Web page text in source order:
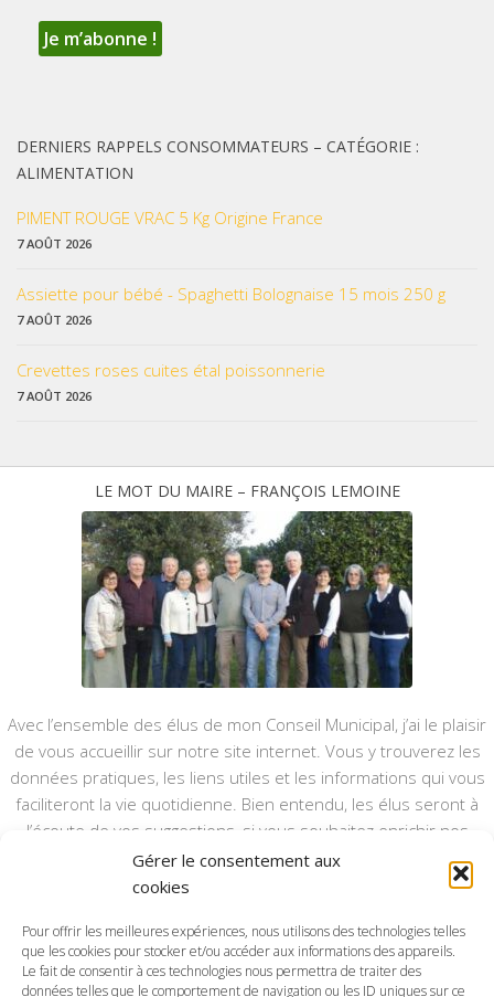
Gérer le consentement aux
cookies
Pour offrir les meilleures expériences, nous utilisons des technologies telles
que les cookies pour stocker et/ou accéder aux informations des appareils.
Le fait de consentir à ces technologies nous permettra de traiter des
données telles que le comportement de navigation ou les ID uniques sur ce
DERNIERS RAPPELS CONSOMMATEURS – CATÉGORIE :
ALIMENTATION
PIMENT ROUGE VRAC 5 Kg Origine France
7 AOÛT 2026
Assiette pour bébé - Spaghetti Bolognaise 15 mois 250 g
7 AOÛT 2026
Crevettes roses cuites étal poissonnerie
7 AOÛT 2026
LE MOT DU MAIRE – FRANÇOIS LEMOINE
Avec l’ensemble des élus de mon Conseil Municipal, j’ai le plaisir
de vous accueillir sur notre site internet. Vous y trouverez les
données pratiques, les liens utiles et les informations qui vous
faciliteront la vie quotidienne. Bien entendu, les élus seront à
l’écoute de vos suggestions, si vous souhaitez enrichir nos
rubriques ou nos informations.
Ce type de communication vient en complément du bulletin
annuel, nous le ferons vivre et il sera actualisé pour mieux vous
informer.